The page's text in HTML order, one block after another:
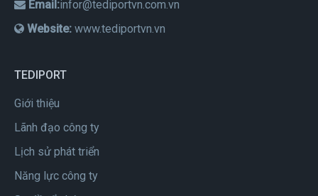
Email:infor@tediportvn.com.vn
Website: www.tediportvn.vn
TEDIPORT
Giới thiệu
Lãnh đạo công ty
Lịch sử phát triển
Năng lực công ty